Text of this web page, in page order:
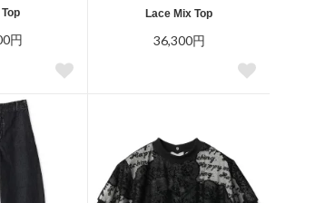
円
Lace Mix Top
36,300円